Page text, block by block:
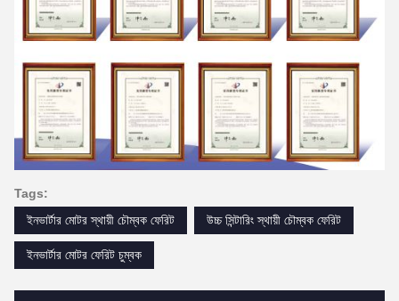
Tags:
ইনভার্টার মোটর স্থায়ী চৌম্বক ফেরিট
উচ্চ সিন্টারিং স্থায়ী চৌম্বক ফেরিট
ইনভার্টার মোটর ফেরিট চুম্বক